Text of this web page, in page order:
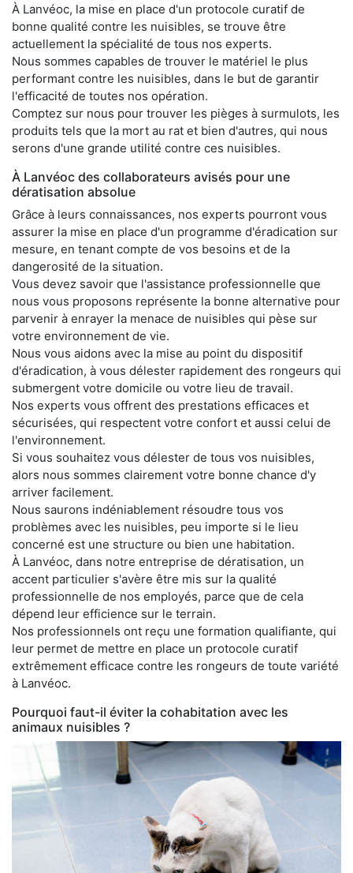
À Lanvéoc, la mise en place d'un protocole curatif de
bonne qualité contre les nuisibles, se trouve être
actuellement la spécialité de tous nos experts.
Nous sommes capables de trouver le matériel le plus
performant contre les nuisibles, dans le but de garantir
l'efficacité de toutes nos opération.
Comptez sur nous pour trouver les pièges à surmulots, les
produits tels que la mort au rat et bien d'autres, qui nous
serons d'une grande utilité contre ces nuisibles.
À Lanvéoc des collaborateurs avisés pour une
dératisation absolue
Grâce à leurs connaissances, nos experts pourront vous
assurer la mise en place d'un programme d'éradication sur
mesure, en tenant compte de vos besoins et de la
dangerosité de la situation.
Vous devez savoir que l'assistance professionnelle que
nous vous proposons représente la bonne alternative pour
parvenir à enrayer la menace de nuisibles qui pèse sur
votre environnement de vie.
Nous vous aidons avec la mise au point du dispositif
d'éradication, à vous délester rapidement des rongeurs qui
submergent votre domicile ou votre lieu de travail.
Nos experts vous offrent des prestations efficaces et
sécurisées, qui respectent votre confort et aussi celui de
l'environnement.
Si vous souhaitez vous délester de tous vos nuisibles,
alors nous sommes clairement votre bonne chance d'y
arriver facilement.
Nous saurons indéniablement résoudre tous vos
problèmes avec les nuisibles, peu importe si le lieu
concerné est une structure ou bien une habitation.
À Lanvéoc, dans notre entreprise de dératisation, un
accent particulier s'avère être mis sur la qualité
professionnelle de nos employés, parce que de cela
dépend leur efficience sur le terrain.
Nos professionnels ont reçu une formation qualifiante, qui
leur permet de mettre en place un protocole curatif
extrêmement efficace contre les rongeurs de toute variété
à Lanvéoc.
Pourquoi faut-il éviter la cohabitation avec les
animaux nuisibles ?